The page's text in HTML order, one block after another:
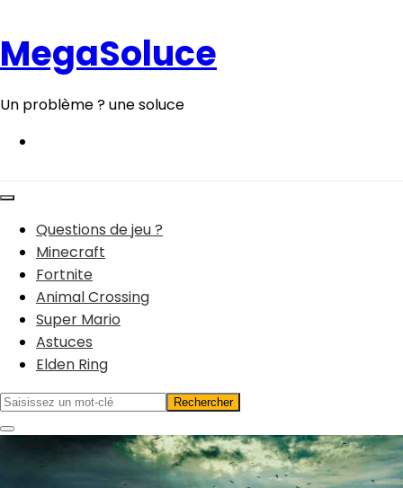
contenu
MegaSoluce
Un problème ? une soluce
Questions de jeu ?
Minecraft
Fortnite
Animal Crossing
Super Mario
Astuces
Elden Ring